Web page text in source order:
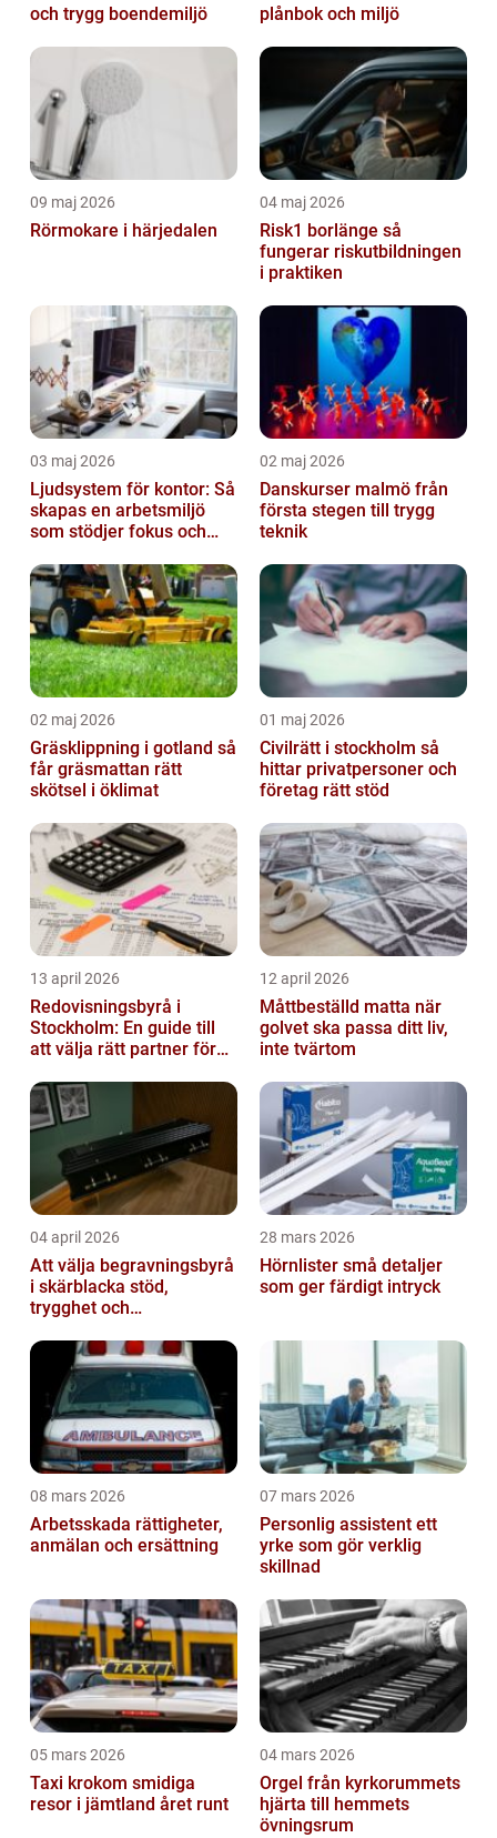
och trygg boendemiljö
plånbok och miljö
09 maj 2026
Rörmokare i härjedalen
04 maj 2026
Risk1 borlänge så
fungerar riskutbildningen
i praktiken
03 maj 2026
Ljudsystem för kontor: Så
skapas en arbetsmiljö
som stödjer fokus och
02 maj 2026
Danskurser malmö från
första stegen till trygg
teknik
02 maj 2026
Gräsklippning i gotland så
får gräsmattan rätt
skötsel i öklimat
01 maj 2026
Civilrätt i stockholm så
hittar privatpersoner och
företag rätt stöd
13 april 2026
Redovisningsbyrå i
Stockholm: En guide till
att välja rätt partner för
12 april 2026
Måttbeställd matta när
golvet ska passa ditt liv,
inte tvärtom
04 april 2026
Att välja begravningsbyrå
i skärblacka stöd,
trygghet och
28 mars 2026
Hörnlister små detaljer
som ger färdigt intryck
08 mars 2026
Arbetsskada rättigheter,
anmälan och ersättning
07 mars 2026
Personlig assistent ett
yrke som gör verklig
skillnad
05 mars 2026
Taxi krokom smidiga
resor i jämtland året runt
04 mars 2026
Orgel från kyrkorummets
hjärta till hemmets
övningsrum